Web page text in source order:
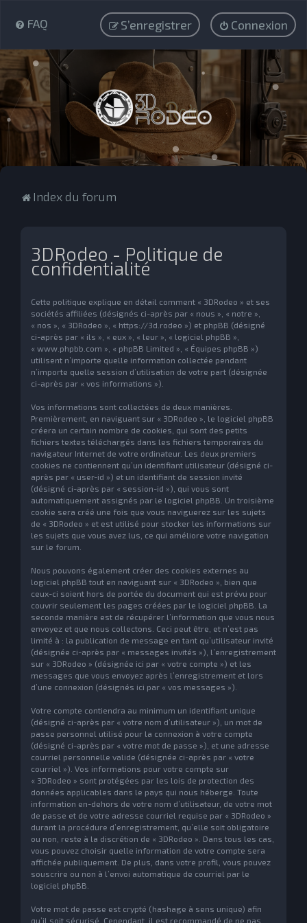
FAQ Connexion
S’enregistrer
Index du forum
3DRodeo - Politique de
confidentialité
Cette politique explique en détail comment « 3DRodeo » et ses
sociétés affiliées (désignés ci-après par « nous », « notre »,
« nos », « 3DRodeo », « https://3d.rodeo ») et phpBB (désigné
ci-après par « ils », « eux », « leur », « logiciel phpBB »,
« www.phpbb.com », « phpBB Limited », « Équipes phpBB »)
utilisent n’importe quelle information collectée pendant
n’importe quelle session d’utilisation de votre part (désignée
ci-après par « vos informations »).
Vos informations sont collectées de deux manières.
Premièrement, en naviguant sur « 3DRodeo », le logiciel phpBB
créera un certain nombre de cookies, qui sont des petits
fichiers textes téléchargés dans les fichiers temporaires du
navigateur Internet de votre ordinateur. Les deux premiers
cookies ne contiennent qu’un identifiant utilisateur (désigné ci-
après par « user-id ») et un identifiant de session invité
(désigné ci-après par « session-id »), qui vous sont
automatiquement assignés par le logiciel phpBB. Un troisième
cookie sera créé une fois que vous naviguerez sur les sujets
de « 3DRodeo » et est utilisé pour stocker les informations sur
les sujets que vous avez lus, ce qui améliore votre navigation
sur le forum.
Nous pouvons également créer des cookies externes au
logiciel phpBB tout en naviguant sur « 3DRodeo », bien que
ceux-ci soient hors de portée du document qui est prévu pour
couvrir seulement les pages créées par le logiciel phpBB. La
seconde manière est de récupérer l’information que vous nous
envoyez et que nous collectons. Ceci peut être, et n’est pas
limité à : la publication de message en tant qu’utilisateur invité
(désignée ci-après par « messages invités »), l’enregistrement
sur « 3DRodeo » (désignée ici par « votre compte ») et les
messages que vous envoyez après l’enregistrement et lors
d’une connexion (désignés ici par « vos messages »).
Votre compte contiendra au minimum un identifiant unique
(désigné ci-après par « votre nom d’utilisateur »), un mot de
passe personnel utilisé pour la connexion à votre compte
(désigné ci-après par « votre mot de passe »), et une adresse
courriel personnelle valide (désignée ci-après par « votre
courriel »). Vos informations pour votre compte sur
« 3DRodeo » sont protégées par les lois de protection des
données applicables dans le pays qui nous héberge. Toute
information en-dehors de votre nom d’utilisateur, de votre mot
de passe et de votre adresse courriel requise par « 3DRodeo »
durant la procédure d’enregistrement, qu’elle soit obligatoire
ou non, reste à la discrétion de « 3DRodeo ». Dans tous les cas,
vous pouvez choisir quelle information de votre compte sera
affichée publiquement. De plus, dans votre profil, vous pouvez
souscrire ou non à l’envoi automatique de courriel par le
logiciel phpBB.
Votre mot de passe est crypté (hashage à sens unique) afin
qu’il soit sécurisé. Cependant, il est recommandé de ne pas